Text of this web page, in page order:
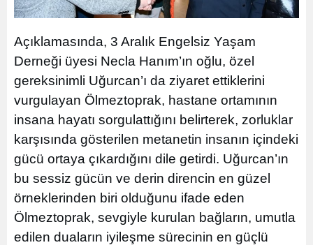
Açıklamasında, 3 Aralık Engelsiz Yaşam
Derneği üyesi Necla Hanım’ın oğlu, özel
gereksinimli Uğurcan’ı da ziyaret ettiklerini
vurgulayan Ölmeztoprak, hastane ortamının
insana hayatı sorgulattığını belirterek, zorluklar
karşısında gösterilen metanetin insanın içindeki
gücü ortaya çıkardığını dile getirdi. Uğurcan’ın
bu sessiz gücün ve derin direncin en güzel
örneklerinden biri olduğunu ifade eden
Ölmeztoprak, sevgiyle kurulan bağların, umutla
edilen duaların iyileşme sürecinin en güçlü